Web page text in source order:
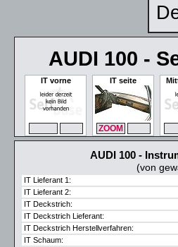
AUDI 100 -
IT vorne IT seite
ZOOM
AUDI 100 -
(von
IT Lieferant 1:
IT Lieferant 2:
IT Deckstrich:
IT Deckstrich Lieferant:
IT Deckstrich Herstellverfahren:
IT Schaum: